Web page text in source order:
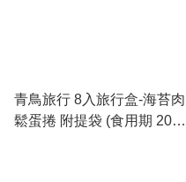
青鳥旅行 8入旅行盒-海苔肉
鬆蛋捲 附提袋 (食用期 2026-